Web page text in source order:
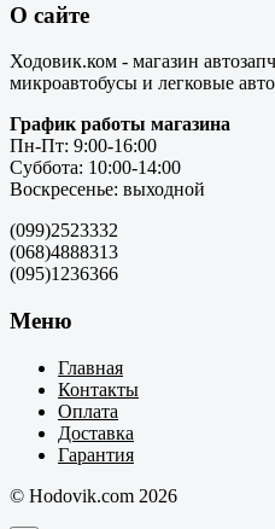
О сайте
Ходовик.ком - магазин
микроавтобусы и легковые
График работы магазина
Пн-Пт: 9:00-16:00
Суббота: 10:00-14:00
Воскресенье: выходной
(099)2523332
(068)4888313
(095)1236366
Меню
Главная
Контакты
Оплата
Доставка
Гарантия
© Hodovik.com 2026